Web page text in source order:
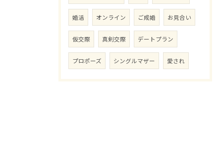
婚活 オンライン ご成婚 お見合い
仮交際 真剣交際 デートプラン
プロポーズ シングルマザー 愛され